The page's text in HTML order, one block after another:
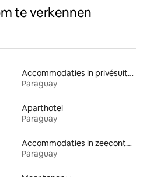
te verkennen
Accommodaties in privésuites
Paraguay
Aparthotel
Paraguay
Accommodaties in zeecontainers
Paraguay